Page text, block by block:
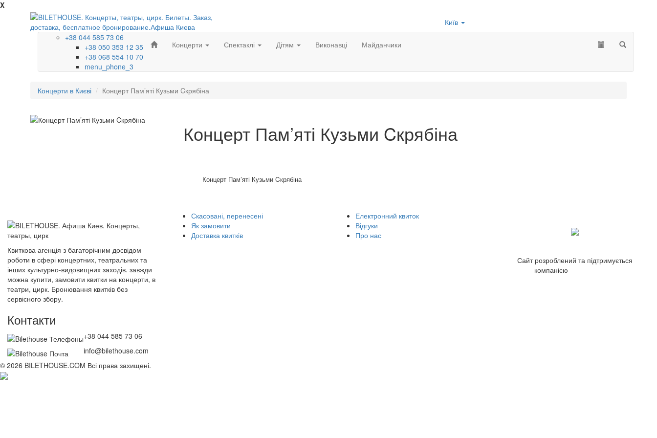
X
Київ
+38 044 585 73 06
+38 050 353 12 35
+38 068 554 10 70
menu_phone_3
Концерти Спектаклі Дітям Виконавці Майданчики
Концерти в Києві Концерт Пам’яті Кузьми Cкрябіна
Концерт Пам’яті Кузьми Cкрябіна
Концерт Пам’яті Кузьми Cкрябіна
Квиткова агенція з багаторічним досвідом
роботи в сфері концертних, театральних та
інших культурно-видовищних заходів. завжди
можна купити, замовити квитки на концерти, в
театри, цирк. Бронювання квитків без
сервісного збору.
Контакти
+38 044 585 73 06
info@bilethouse.com
Скасовані, перенесені
Як замовити
Доставка квитків
Електронний квиток
Відгуки
Про нас
Сайт розроблений та підтримується
компанією
© 2026 BILETHOUSE.COM Всі права захищені.